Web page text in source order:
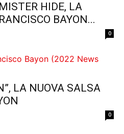
HIDE, LA
BAYON...
0
LA NUOVA SALSA
0